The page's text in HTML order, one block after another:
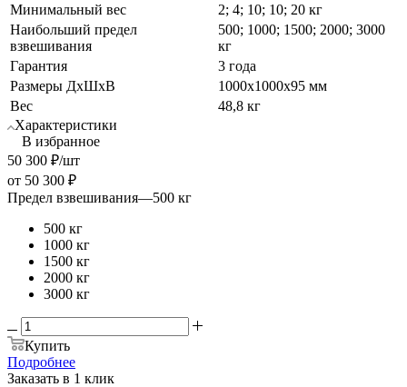
Минимальный вес
2; 4; 10; 10; 20 кг
Наибольший предел
взвешивания
500; 1000; 1500; 2000; 3000
кг
Гарантия
3 года
Размеры ДхШхВ
1000х1000х95 мм
Вес
48,8 кг
Характеристики
В избранное
50 300 ₽/шт
от 50 300 ₽
Предел взвешивания—500 кг
500 кг
1000 кг
1500 кг
2000 кг
3000 кг
Купить
Подробнее
Заказать в 1 клик